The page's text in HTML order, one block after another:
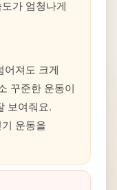
가 엄청나게
어져도 크게
꾸준한 운동이
보여줘요.
운동을